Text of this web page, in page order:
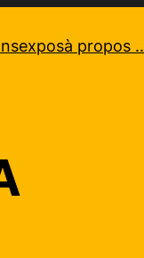
exposà propos ..